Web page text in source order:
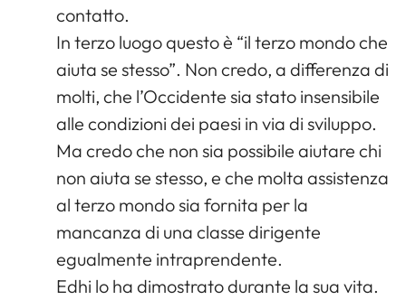
contatto.
In terzo luogo questo è “il terzo mondo che
aiuta se stesso”. Non credo, a differenza di
molti, che l’Occidente sia stato insensibile
alle condizioni dei paesi in via di sviluppo.
Ma credo che non sia possibile aiutare chi
non aiuta se stesso, e che molta assistenza
al terzo mondo sia fornita per la
mancanza di una classe dirigente
egualmente intraprendente.
Edhi lo ha dimostrato durante la sua vita.